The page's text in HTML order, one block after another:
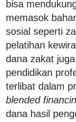
bisa
memasok
sosial seperti
pelatihan
dana zakat
pendidikan
terlibat dalam
blended
dana hasil